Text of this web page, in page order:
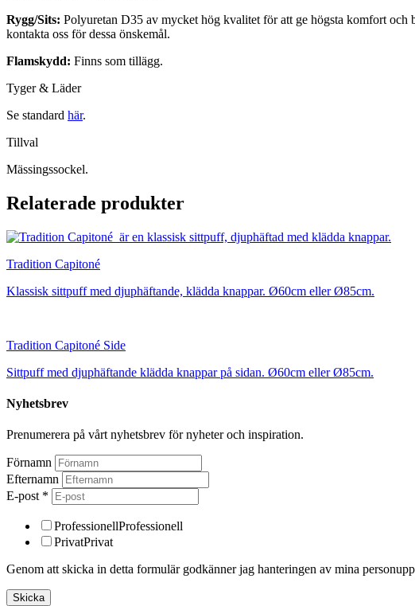
Rygg/Sits: Polyuretan D35 av mycket hög kvalitet för att ge högsta komfort
kontakta oss för dessa önskemål.
Flamskydd: Finns som tillägg.
Tyger & Läder
Se standard här.
Tillval
Mässingssockel.
Relaterade produkter
Tradition Capitoné
Klassisk sittpuff med djuphäftande, klädda knappar. Ø60cm eller Ø85cm.
Tradition Capitoné Side
Sittpuff med djuphäftande klädda knappar på sidan. Ø60cm eller Ø85cm.
Nyhetsbrev
Prenumerera på vårt nyhetsbrev för nyheter och inspiration.
Förnamn
Efternamn
E-post *
ProfessionellProfessionell
PrivatPrivat
Genom att skicka in detta formulär godkänner jag hanteringen av mina